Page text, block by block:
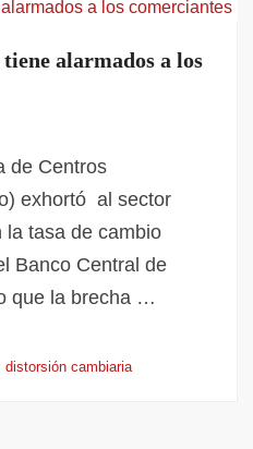
alarmados a los
de Centros
exhortó al sector
la tasa de cambio
Banco Central de
que la brecha …
distorsión cambiaria